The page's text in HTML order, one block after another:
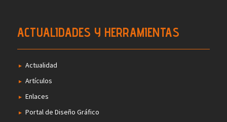
ACTUALIDADES Y HERRAMIENTAS
Actualidad
Artículos
Enlaces
Portal de Diseño Gráfico